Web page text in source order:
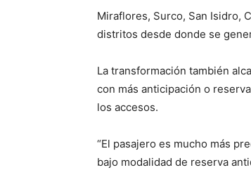
Miraflores, Surco, San Isidro,
distritos desde donde se
La transformación también
con más anticipación o
los accesos.
“El pasajero es mucho más
bajo modalidad de reserva